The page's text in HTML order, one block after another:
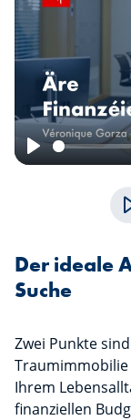
Play
Der ideale
Suche
Zwei Punkte
Traumimmobilie
Ihrem
finanziellen